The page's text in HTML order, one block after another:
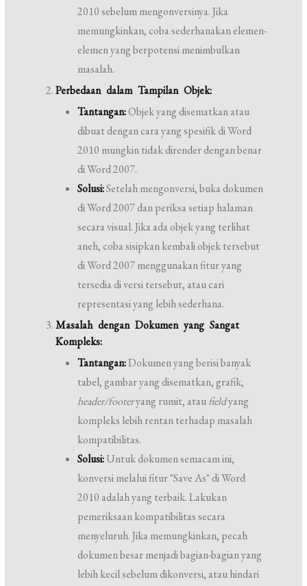
2010 sebelum mengonversinya. Jika
memungkinkan, coba sederhanakan elemen-
elemen yang berpotensi menimbulkan
masalah.
Perbedaan dalam Tampilan Objek:
Tantangan:Objek yang disematkan atau
dibuat dengan cara yang spesifik di Word
2010 mungkin tidak dirender dengan benar
di Word 2007.
Solusi:Setelah mengonversi, buka dokumen
di Word 2007 dan periksa setiap halaman
secara visual. Jika ada objek yang terlihat
aneh, coba sisipkan kembali objek tersebut
di Word 2007 menggunakan fitur yang
tersedia di versi tersebut, atau cari
representasi yang lebih sederhana.
Masalah dengan Dokumen yang Sangat
Kompleks:
Tantangan:Dokumen yang berisi banyak
tabel, gambar yang disematkan, grafik,
header/footeryang rumit, ataufieldyang
kompleks lebih rentan terhadap masalah
kompatibilitas.
Solusi:Untuk dokumen semacam ini,
konversi melalui fitur "Save As" di Word
2010 adalah yang terbaik. Lakukan
pemeriksaan kompatibilitas secara
menyeluruh. Jika memungkinkan, pecah
dokumen besar menjadi bagian-bagian yang
lebih kecil sebelum dikonversi, atau hindari